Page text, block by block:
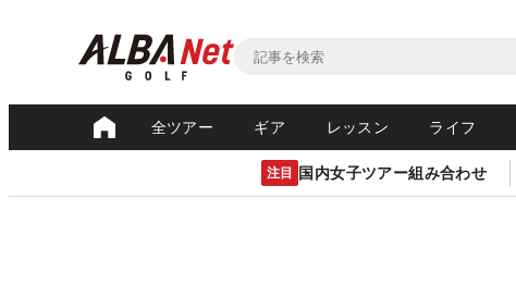
全ツアー ギア レッスン ライフ
注目 国内女子ツアー組み合わせ